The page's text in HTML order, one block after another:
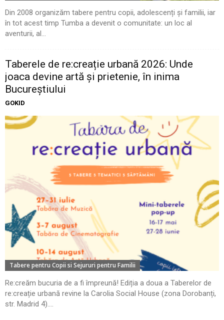
Din 2008 organizăm tabere pentru copii, adolescenți și familii, iar
în tot acest timp Tumba a devenit o comunitate: un loc al
aventurii, al...
Taberele de re:creație urbană 2026: Unde
joaca devine artă și prietenie, în inima
Bucureștiului
GOKID
Tabere pentru Copii si Sejururi pentru Familii
Re:creăm bucuria de a fi împreună! Ediția a doua a Taberelor de
re:creație urbană revine la Carolia Social House (zona Dorobanți,
str. Madrid 4)....